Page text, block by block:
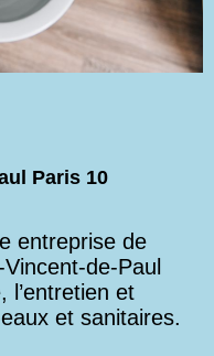
Paris 10
entreprise de
de-Paul
l’entretien et
et sanitaires.